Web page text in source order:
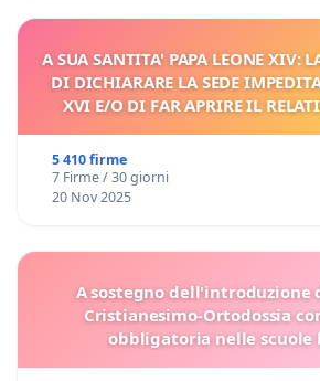
A SUA SANTITA' PAPA LEONE XIV:
DI DICHIARARE LA SEDE
XVI E/O DI FAR APRIRE IL
5 410 firme
7 Firme / 30 giorni
20 Nov 2025
A sostegno dell'introduzione
Cristianesimo-Ortodossia
obbligatoria nelle scuole